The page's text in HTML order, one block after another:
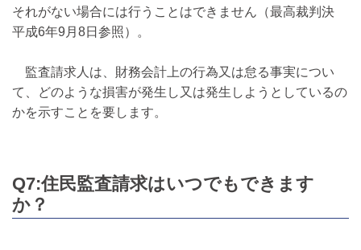
それがない場合には行うことはできません（最高裁判決
平成6年9月8日参照）。
監査請求人は、財務会計上の行為又は怠る事実につい
て、どのような損害が発生し又は発生しようとしているの
かを示すことを要します。
Q7:住民監査請求はいつでもできます
か？